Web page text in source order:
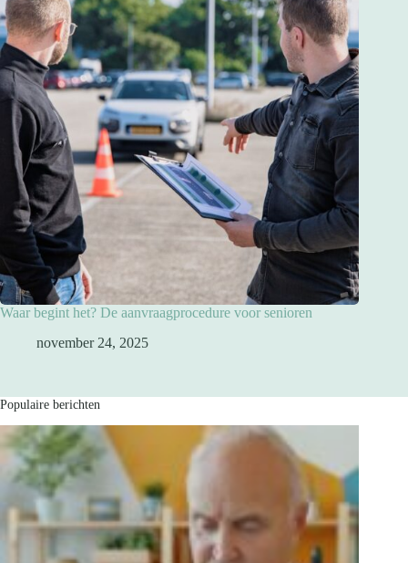
Waar begint het? De aanvraagprocedure voor senioren
november 24, 2025
Populaire berichten